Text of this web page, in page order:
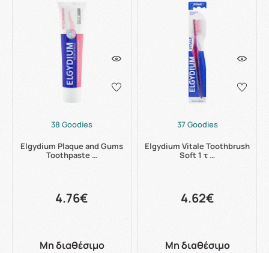
38 Goodies
Elgydium Plaque and Gums
Toothpaste …
4.76€
Μη διαθέσιμο
37 Goodies
Elgydium Vitale Toothbrush
Soft 1 τ …
4.62€
Μη διαθέσιμο